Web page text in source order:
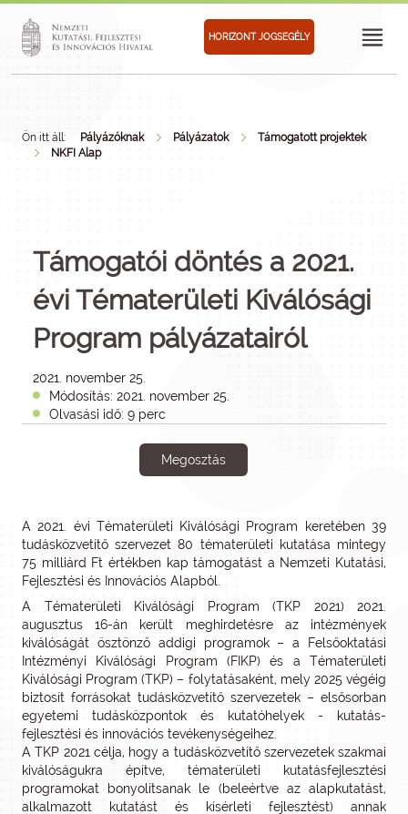
HORIZONT JOGSEGÉLY
Ön itt áll: Pályázóknak Pályázatok
Támogatott projektek
NKFI Alap
Támogatói döntés a 2021.
évi Tématerületi Kiválósági
Program pályázatairól
2021. november 25.
Módosítás: 2021. november 25.
Olvasási idő: 9 perc
Megosztás
A 2021. évi Tématerületi Kiválósági Program keretében 39
tudásközvetítő szervezet 80 tématerületi kutatása mintegy
75 milliárd Ft értékben kap támogatást a Nemzeti Kutatási,
Fejlesztési és Innovációs Alapból.
A Tématerületi Kiválósági Program (TKP 2021) 2021.
augusztus 16-án került meghirdetésre az intézmények
kiválóságát ösztönző addigi programok – a Felsőoktatási
Intézményi Kiválósági Program (FIKP) és a Tématerületi
Kiválósági Program (TKP) – folytatásaként, mely 2025 végéig
biztosít forrásokat tudásközvetítő szervezetek – elsősorban
egyetemi tudásközpontok és kutatóhelyek - kutatás-
fejlesztési és innovációs tevékenységeihez.
A TKP 2021 célja, hogy a tudásközvetítő szervezetek szakmai
kiválóságukra építve, tématerületi kutatásfejlesztési
programokat bonyolítsanak le (beleértve az alapkutatást,
alkalmazott kutatást és kísérleti fejlesztést) annak